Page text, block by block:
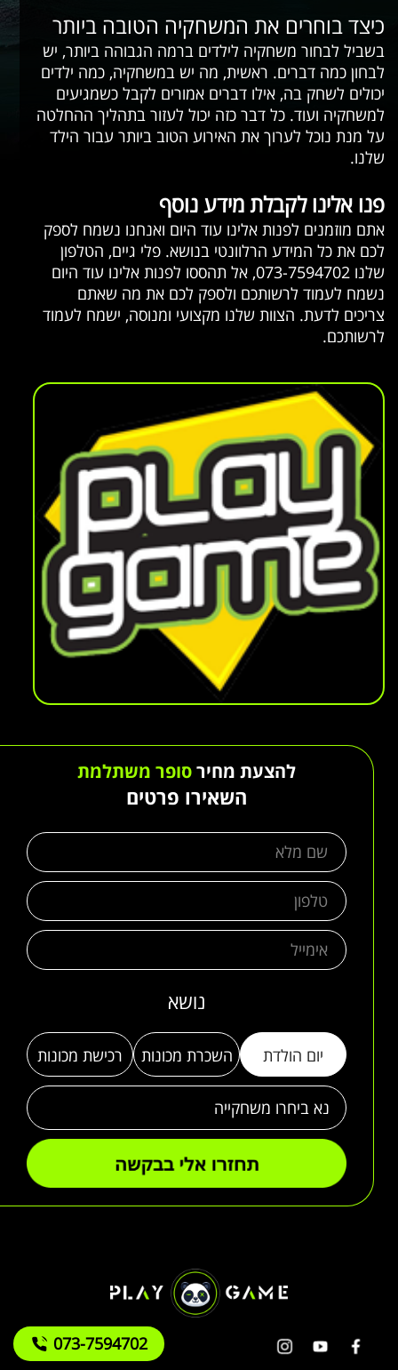
כיצד בוחרים את המשחקיה הטובה ביותר
בשביל לבחור משחקיה לילדים ברמה הגבוהה ביותר, יש
לבחון כמה דברים. ראשית, מה יש במשחקיה, כמה ילדים
יכולים לשחק בה, אילו דברים אמורים לקבל כשמגיעים
למשחקיה ועוד. כל דבר כזה יכול לעזור בתהליך ההחלטה
על מנת נוכל לערוך את האירוע הטוב ביותר עבור הילד
שלנו.
פנו אלינו לקבלת מידע נוסף
אתם מוזמנים לפנות אלינו עוד היום ואנחנו נשמח לספק
לכם את כל המידע הרלוונטי בנושא. פלי גיים, הטלפון
שלנו 073-7594702, אל תהססו לפנות אלינו עוד היום
נשמח לעמוד לרשותכם ולספק לכם את מה שאתם
צריכים לדעת. הצוות שלנו מקצועי ומנוסה, ישמח לעמוד
לרשותכם.
להצעת מחירסופר משתלמת
השאירו פרטים
נושא
יום הולדת השכרת מכונות רכישת מכונות
073-7594702